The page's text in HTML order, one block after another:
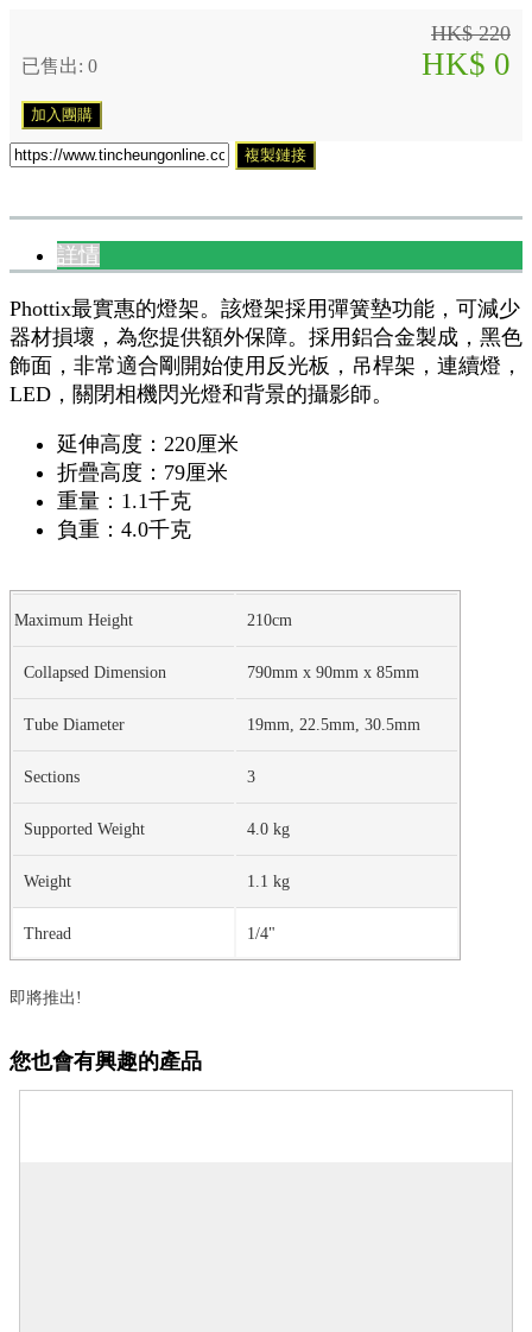
HK$ 220
已售出: 0 HK$ 0
加入團購
複製鏈接
詳情
Phottix最實惠的燈架。該燈架採用彈簧墊功能，可減少
器材損壞，為您提供額外保障。採用鋁合金製成，黑色
飾面，非常適合剛開始使用反光板，吊桿架，連續燈，
LED，關閉相機閃光燈和背景的攝影師。
延伸高度：220厘米
折疊高度：79厘米
重量：1.1千克
負重：4.0千克
Maximum Height 210cm
Collapsed Dimension 790mm x 90mm x 85mm
Tube Diameter 19mm, 22.5mm, 30.5mm
Sections 3
Supported Weight 4.0 kg
Weight 1.1 kg
Thread 1/4"
即將推出!
您也會有興趣的產品